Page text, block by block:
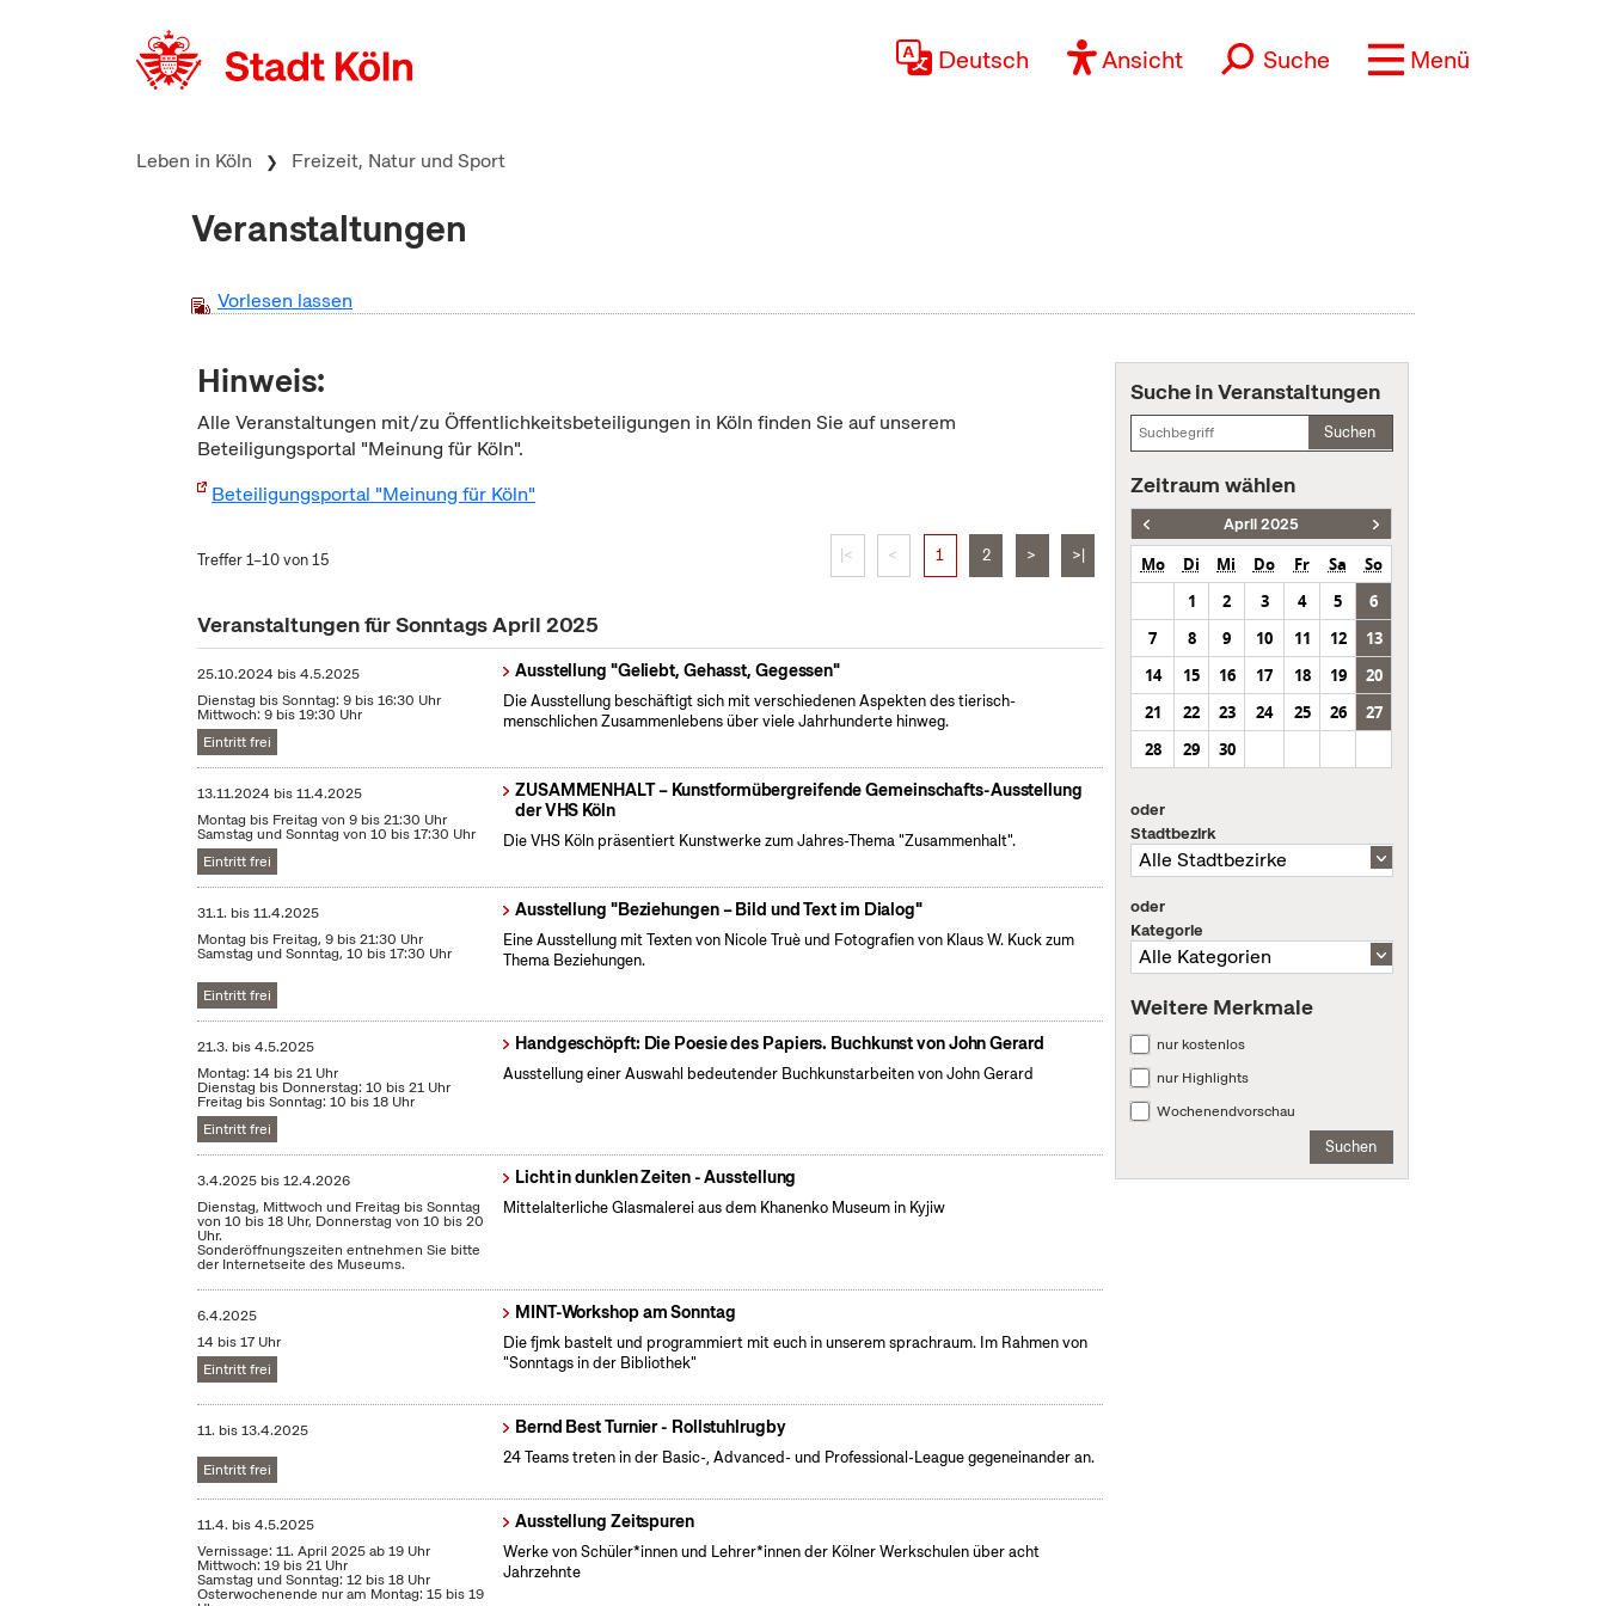
Deutsch Ansicht Suche Menü
Leben in Köln Freizeit, Natur und Sport
Veranstaltungen
Vorlesen lassen
Hinweis:
Alle Veranstaltungen mit/zu Öffentlichkeitsbeteiligungen in Köln finden Sie auf unserem
Beteiligungsportal "Meinung für Köln".
Beteiligungsportal "Meinung für Köln"
Treffer 1–10 von 15 |< < 1 2 > >|
Veranstaltungen für Sonntags April 2025
25.10.2024 bis4.5.2025
Dienstag bis Sonntag: 9 bis 16:30 Uhr
Mittwoch: 9 bis 19:30 Uhr
Eintritt frei
Ausstellung "Geliebt, Gehasst, Gegessen"
Die Ausstellung beschäftigt sich mit verschiedenen Aspekten des tierisch-
menschlichen Zusammenlebens über viele Jahrhunderte hinweg.
13.11.2024 bis11.4.2025
Montag bis Freitag von 9 bis 21:30 Uhr
Samstag und Sonntag von 10 bis 17:30 Uhr
Eintritt frei
ZUSAMMENHALT – Kunstformübergreifende Gemeinschafts-Ausstellung
der VHS Köln
Die VHS Köln präsentiert Kunstwerke zum Jahres-Thema "Zusammenhalt".
31.1. bis11.4.2025
Montag bis Freitag, 9 bis 21:30 Uhr
Samstag und Sonntag, 10 bis 17:30 Uhr
Eintritt frei
Ausstellung "Beziehungen – Bild und Text im Dialog"
Eine Ausstellung mit Texten von Nicole Truè und Fotografien von Klaus W. Kuck zum
Thema Beziehungen.
21.3. bis4.5.2025
Montag: 14 bis 21 Uhr
Dienstag bis Donnerstag: 10 bis 21 Uhr
Freitag bis Sonntag: 10 bis 18 Uhr
Eintritt frei
Handgeschöpft: Die Poesie des Papiers. Buchkunst von John Gerard
Ausstellung einer Auswahl bedeutender Buchkunstarbeiten von John Gerard
3.4.2025 bis12.4.2026
Dienstag, Mittwoch und Freitag bis Sonntag
von 10 bis 18 Uhr, Donnerstag von 10 bis 20
Uhr.
Sonderöffnungszeiten entnehmen Sie bitte
der Internetseite des Museums.
Licht in dunklen Zeiten - Ausstellung
Mittelalterliche Glasmalerei aus dem Khanenko Museum in Kyjiw
6.4.2025
14 bis 17 Uhr
Eintritt frei
MINT-Workshop am Sonntag
Die fjmk bastelt und programmiert mit euch in unserem sprachraum. Im Rahmen von
"Sonntags in der Bibliothek"
11. bis13.4.2025
Eintritt frei
Bernd Best Turnier - Rollstuhlrugby
24 Teams treten in der Basic-, Advanced- und Professional-League gegeneinander an.
11.4. bis4.5.2025
Vernissage: 11. April 2025 ab 19 Uhr
Mittwoch: 19 bis 21 Uhr
Samstag und Sonntag: 12 bis 18 Uhr
Osterwochenende nur am Montag: 15 bis 19
Ausstellung Zeitspuren
Werke von Schüler*innen und Lehrer*innen der Kölner Werkschulen über acht
Jahrzehnte
Suche in Veranstaltungen
Suchen
Zeitraum wählen
April 2025
Mo Di Mi Do Fr Sa
So
1
2 3 4 5
6
7
8 9 10 11 12
13
14
15 16 17 18 19
20
21
22 23 24 25 26
27
28
29 30
oder
Stadtbezirk
oder
Kategorie
Weitere Merkmale
nur kostenlos
nur Highlights
Wochenendvorschau
Suchen